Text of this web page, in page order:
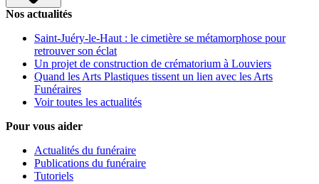
Nos actualités
Saint-Juéry-le-Haut : le cimetière se métamorphose pour
retrouver son éclat
Un projet de construction de crématorium à Louviers
Quand les Arts Plastiques tissent un lien avec les Arts
Funéraires
Voir toutes les actualités
Pour vous aider
Actualités du funéraire
Publications du funéraire
Tutoriels